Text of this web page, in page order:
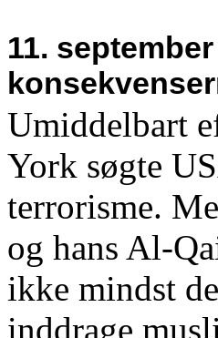
11.
Umiddelbart
York søgte
terrorisme.
og hans Al-
ikke mindst
inddrage